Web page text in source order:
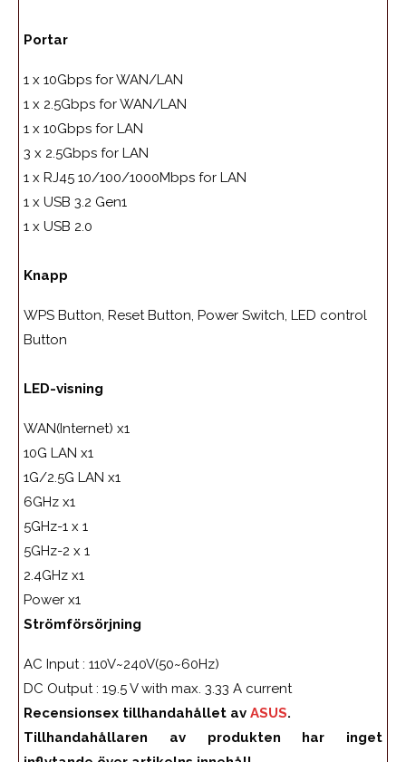
Portar
1 x 10Gbps for WAN/LAN
1 x 2.5Gbps for WAN/LAN
1 x 10Gbps for LAN
3 x 2.5Gbps for LAN
1 x RJ45 10/100/1000Mbps for LAN
1 x USB 3.2 Gen1
1 x USB 2.0
Knapp
WPS Button, Reset Button, Power Switch, LED control
Button
LED-visning
WAN(Internet) x1
10G LAN x1
1G/2.5G LAN x1
6GHz x1
5GHz-1 x 1
5GHz-2 x 1
2.4GHz x1
Power x1
Strömförsörjning
AC Input : 110V~240V(50~60Hz)
DC Output : 19.5 V with max. 3.33 A current
Recensionsex tillhandahållet av ASUS.
Tillhandahållaren av produkten har inget